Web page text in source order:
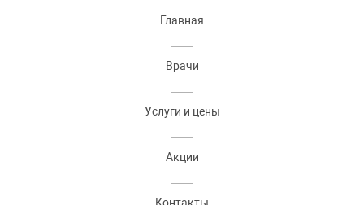
Главная
Врачи
Услуги и цены
Акции